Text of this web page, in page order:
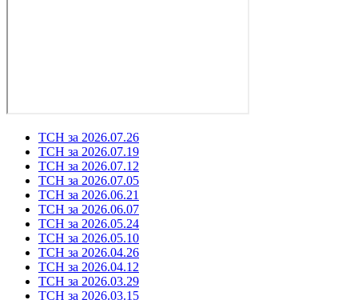
ТСН за 2026.07.26
ТСН за 2026.07.19
ТСН за 2026.07.12
ТСН за 2026.07.05
ТСН за 2026.06.21
ТСН за 2026.06.07
ТСН за 2026.05.24
ТСН за 2026.05.10
ТСН за 2026.04.26
ТСН за 2026.04.12
ТСН за 2026.03.29
ТСН за 2026.03.15